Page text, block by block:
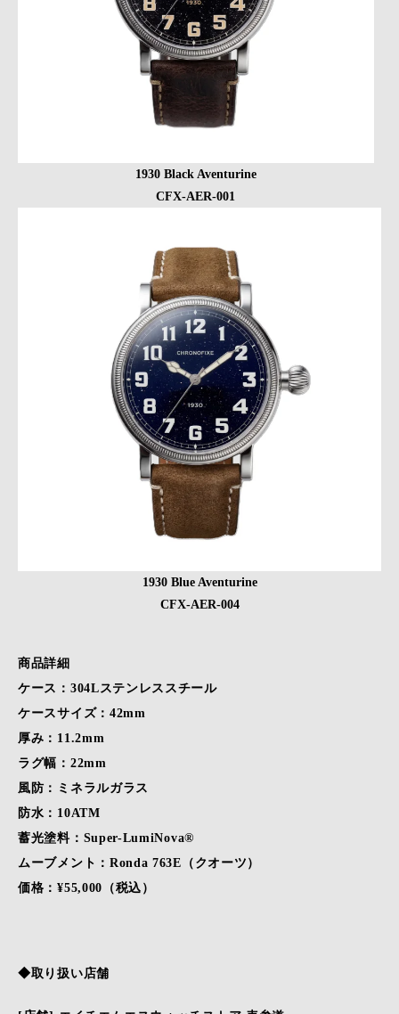
1930 Black Aventurine
CFX-AER-001
1930 Blue Aventurine
CFX-AER-004
商品詳細
ケース：304Lステンレススチール
ケースサイズ：42mm
厚み：11.2mm
ラグ幅：22mm
風防：ミネラルガラス
防水：10ATM
蓄光塗料：Super-LumiNova®
ムーブメント：Ronda 763E（クオーツ）
価格：¥55,000（税込）
◆取り扱い店舗